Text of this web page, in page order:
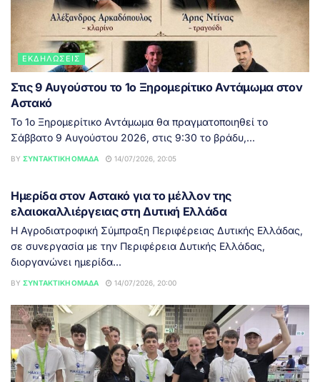
ΕΚΔΗΛΏΣΕΙΣ
Στις 9 Αυγούστου το 1ο Ξηρομερίτικο Αντάμωμα στον
Αστακό
Το 1ο Ξηρομερίτικο Αντάμωμα θα πραγματοποιηθεί το
Σάββατο 9 Αυγούστου 2026, στις 9:30 το βράδυ,...
BY ΣΥΝΤΑΚΤΙΚΉ ΟΜΆΔΑ 14/07/2026, 20:05
Ημερίδα στον Αστακό για το μέλλον της
ελαιοκαλλιέργειας στη Δυτική Ελλάδα
Η Αγροδιατροφική Σύμπραξη Περιφέρειας Δυτικής Ελλάδας,
σε συνεργασία με την Περιφέρεια Δυτικής Ελλάδας,
διοργανώνει ημερίδα...
BY ΣΥΝΤΑΚΤΙΚΉ ΟΜΆΔΑ 14/07/2026, 20:00